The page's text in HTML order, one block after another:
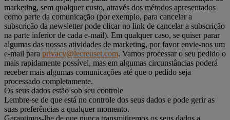
marketing, sem qualquer custo, através dos métodos apresentados
como parte da comunicação (por exemplo, para cancelar a
subscrição da newsletter pode clicar no link de cancelar a subscrição
na parte inferior de cada e-mail). Em qualquer caso, se quiser parar
algumas das nossas atividades de marketing, por favor envie-nos um
e-mail para privacy@lecreuset.com. Vamos processar o seu pedido o
mais rapidamente possível, mas em algumas circunstâncias poderá
receber mais algumas comunicações até que o pedido seja
processado completamente.
Os seus dados estão sob seu controle
Lembre-se de que está no controle dos seus dados e pode gerir as
suas preferências a qualquer momento.
Garantimos-lhe de que nunca transmitiremos os seus dados a